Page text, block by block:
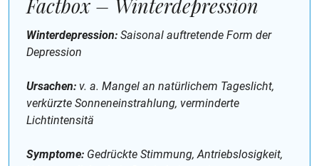
Factbox – Winterdepression
Winterdepression: Saisonal auftretende Form der
Depression
Ursachen: v. a. Mangel an natürlichem Tageslicht,
verkürzte Sonneneinstrahlung, verminderte
Lichtintensitä
Symptome: Gedrückte Stimmung, Antriebslosigkeit,